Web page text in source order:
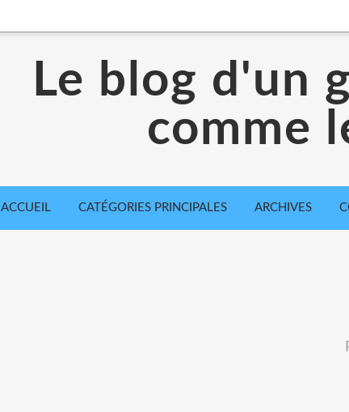
Le blog d'un
comme
ACCUEIL CATÉGORIES PRINCIPALES ARCHIVES